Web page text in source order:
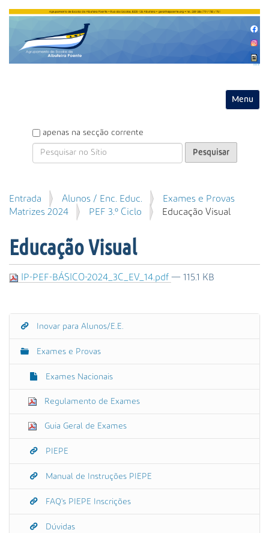
Toggle
P
e
i
s
apenas na secção corrente
P
e
u
s
a
v
Entrada Alunos / Enc. Educ.
Exames e Provas
Matrizes 2024
PEF 3.º Ciclo Educação Visual
Educação Visual
IP-PEF-BÁSICO-2024_3C_EV_14.pdf — 115.1 KB
N
Inovar para Alunos/E.E.
Exames e Provas
Exames Nacionais
Regulamento de Exames
Guia Geral de Exames
PIEPE
Manual de Instruções PIEPE
FAQ's PIEPE Inscrições
Dúvidas